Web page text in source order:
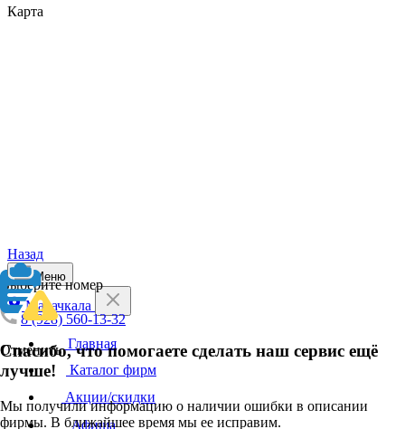
Карта
Назад
Выберите номер
8 (928) 560-13-32
Отменить
Спасибо, что помогаете сделать наш сервис ещё
лучше!
Мы получили информацию о наличии ошибки в описании
фирмы. В ближайшее время мы ее исправим.
Меню
Махачкала
Главная
Каталог фирм
Акции/скидки
Афиша